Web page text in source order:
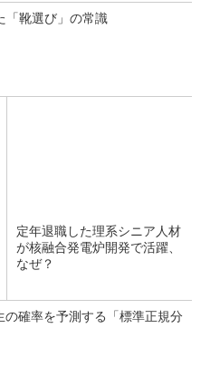
「靴選び」の常識
定年退職した理系シニア人材
が核融合発電炉開発で活躍、
なぜ？
の確率を予測する「標準正規分